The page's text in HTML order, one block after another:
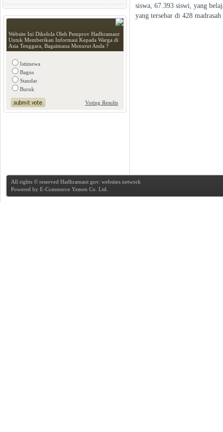
Website Ini Dikelola Oleh Pemprov Hadhramaut
Untuk Memberikan Informasi Kepada Warga di
Asia Tenggara, Bagaimana Menurut Anda ?
Istimewa
Bagus
Standar
Buruk
Voting Results
siswa, 67.393 siswi, yang
yang tersebar di 428 madrasah
All rights © reserved Hadhramaut gov. websites network
Powered by E-Commerce Yemen Co. Ltd.